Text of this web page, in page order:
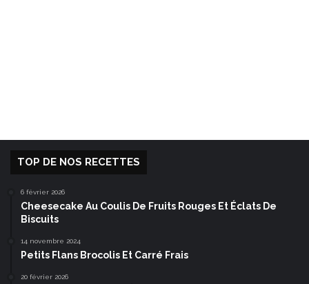
TOP DE NOS RECETTES
6 février 2026
Cheesecake Au Coulis De Fruits Rouges Et Éclats De
Biscuits
14 novembre 2024
Petits Flans Brocolis Et Carré Frais
20 février 2026